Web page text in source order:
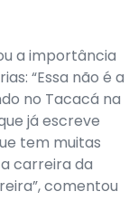
a importância
“Essa não é a
no Tacacá na
já escreve
tem muitas
carreira da
comentou